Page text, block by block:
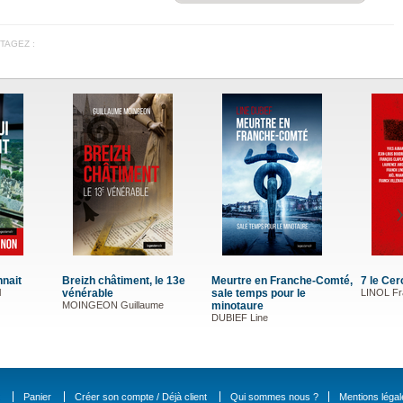
:
en Franche-Comté,
temps pour le
7 le Cercle Noir Opus 3
LINOL Franck, NIVARD Joël, ...
Quand les morts se
réveillent
Panier Créer son compte / Déjà client Qui sommes nous ? Mentions